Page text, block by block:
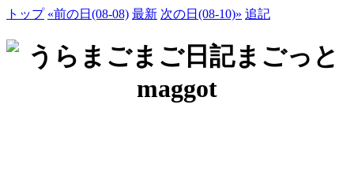
トップ «前の日(08-08) 最新 次の日(08-10)» 追記